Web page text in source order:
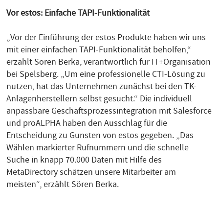
Vor estos: Einfache TAPI-Funktionalität
„Vor der Einführung der estos Produkte haben wir uns
mit einer einfachen TAPI-Funktionalität beholfen,“
erzählt Sören Berka, verantwortlich für IT+Organisation
bei Spelsberg. „Um eine professionelle CTI-Lösung zu
nutzen, hat das Unternehmen zunächst bei den TK-
Anlagenherstellern selbst gesucht.“ Die individuell
anpassbare Geschäftsprozessintegration mit Salesforce
und proALPHA haben den Ausschlag für die
Entscheidung zu Gunsten von estos gegeben. „Das
Wählen markierter Rufnummern und die schnelle
Suche in knapp 70.000 Daten mit Hilfe des
MetaDirectory schätzen unsere Mitarbeiter am
meisten“, erzählt Sören Berka.